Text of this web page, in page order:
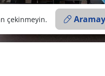
çekinmeyin.